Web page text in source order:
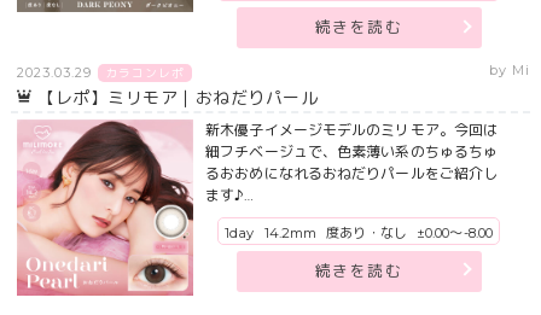
続きを読む
2023.03.29 カラコンレポ by Mi
【レポ】ミリモア｜おねだりパール
新木優子イメージモデルのミリモア。今回は
細フチベージュで、色素薄い系のちゅるちゅ
るおおめになれるおねだりパールをご紹介し
ます♪…
1day 14.2mm 度あり・なし ±0.00～-8.00
続きを読む